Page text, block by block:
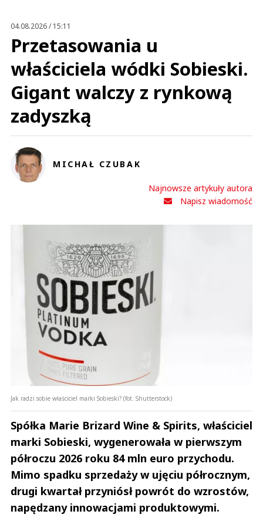
Kiedy wreszcie DM będzie w Wielkpolsce???
niecierpliwy klient
Odpowiedz
0
Zostaw swoje komentarze
Prześlij komentarz
04.08.2026 / 15:11
Przetasowania u
właściciela wódki Sobieski.
Gigant walczy z rynkową
zadyszką
MICHAŁ CZUBAK
Najnowsze artykuły autora
Napisz wiadomość
Jak radzi sobie właściciel marki Sobieski? (fot. Shutterstock)
Spółka Marie Brizard Wine & Spirits, właściciel
marki Sobieski, wygenerowała w pierwszym
półroczu 2026 roku 84 mln euro przychodu.
Mimo spadku sprzedaży w ujęciu półrocznym,
drugi kwartał przyniósł powrót do wzrostów,
napędzany innowacjami produktowymi.